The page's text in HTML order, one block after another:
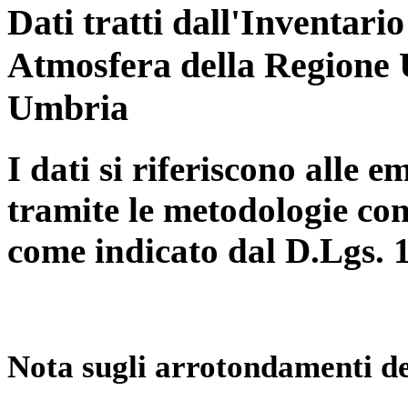
Dati tratti dall'Inventario
Atmosfera della
Umbria
I dati si riferiscono alle
tramite le metodologie
come indicato dal D.Lgs.
Nota sugli arrotondamenti